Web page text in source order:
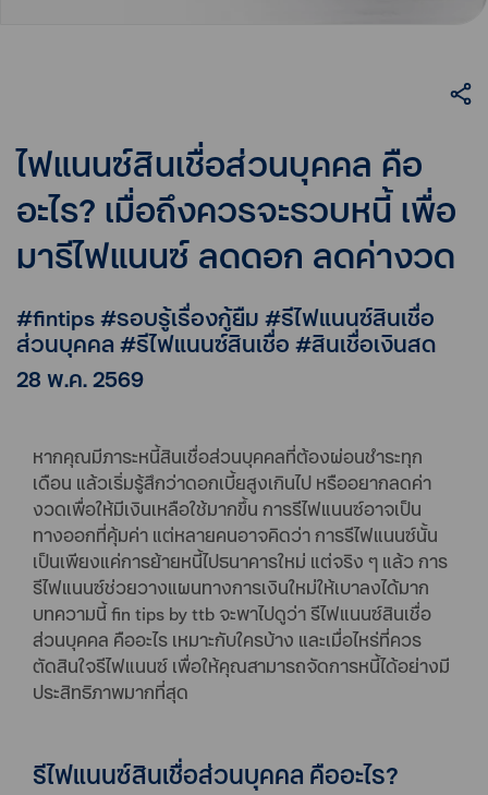
ไฟแนนซ์สินเชื่อส่วนบุคคล คือ
อะไร? เมื่อถึงควรจะรวบหนี้ เพื่อ
มารีไฟแนนซ์ ลดดอก ลดค่างวด
#fintips #รอบรู้เรื่องกู้ยืม #รีไฟแนนซ์สินเชื่อ
ส่วนบุคคล #รีไฟแนนซ์สินเชื่อ #สินเชื่อเงินสด
28 พ.ค. 2569
หากคุณมีภาระหนี้สินเชื่อส่วนบุคคลที่ต้องผ่อนชำระทุก
เดือน แล้วเริ่มรู้สึกว่าดอกเบี้ยสูงเกินไป หรืออยากลดค่า
งวดเพื่อให้มีเงินเหลือใช้มากขึ้น การรีไฟแนนซ์อาจเป็น
ทางออกที่คุ้มค่า แต่หลายคนอาจคิดว่า การรีไฟแนนซ์นั้น
เป็นเพียงแค่การย้ายหนี้ไปธนาคารใหม่ แต่จริง ๆ แล้ว การ
รีไฟแนนซ์ช่วยวางแผนทางการเงินใหม่ให้เบาลงได้มาก
บทความนี้ fin tips by ttb จะพาไปดูว่า รีไฟแนนซ์สินเชื่อ
ส่วนบุคคล คืออะไร เหมาะกับใครบ้าง และเมื่อไหร่ที่ควร
ตัดสินใจรีไฟแนนซ์ เพื่อให้คุณสามารถจัดการหนี้ได้อย่างมี
ประสิทธิภาพมากที่สุด
รีไฟแนนซ์สินเชื่อส่วนบุคคล คืออะไร?